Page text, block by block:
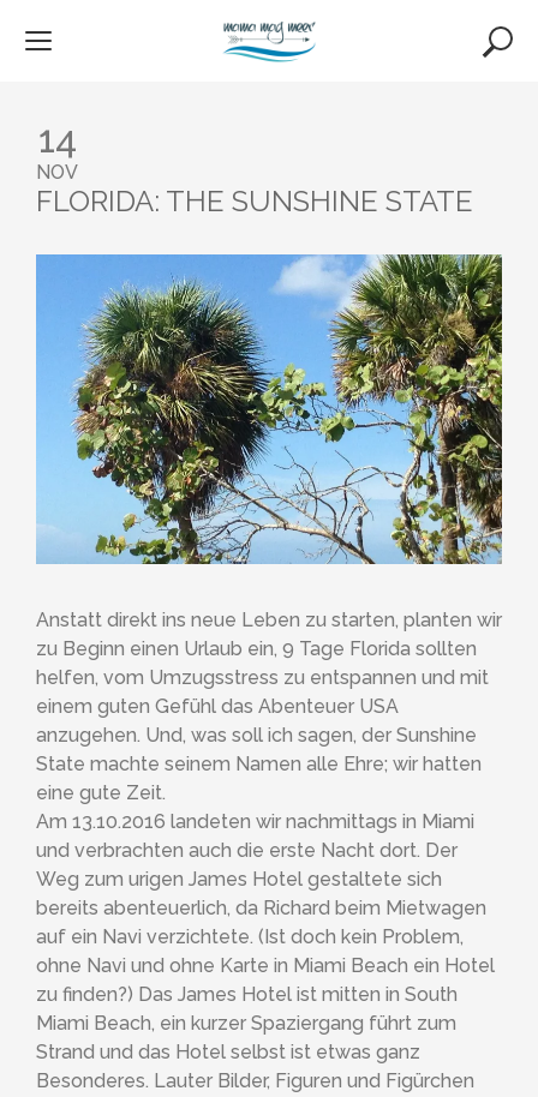
14
NOV
FLORIDA: THE SUNSHINE STATE
Anstatt direkt ins neue Leben zu starten, planten wir
zu Beginn einen Urlaub ein, 9 Tage Florida sollten
helfen, vom Umzugsstress zu entspannen und mit
einem guten Gefühl das Abenteuer USA
anzugehen. Und, was soll ich sagen, der Sunshine
State machte seinem Namen alle Ehre; wir hatten
eine gute Zeit.
Am 13.10.2016 landeten wir nachmittags in Miami
und verbrachten auch die erste Nacht dort. Der
Weg zum urigen James Hotel gestaltete sich
bereits abenteuerlich, da Richard beim Mietwagen
auf ein Navi verzichtete. (Ist doch kein Problem,
ohne Navi und ohne Karte in Miami Beach ein Hotel
zu finden?) Das James Hotel ist mitten in South
Miami Beach, ein kurzer Spaziergang führt zum
Strand und das Hotel selbst ist etwas ganz
Besonderes. Lauter Bilder, Figuren und Figürchen